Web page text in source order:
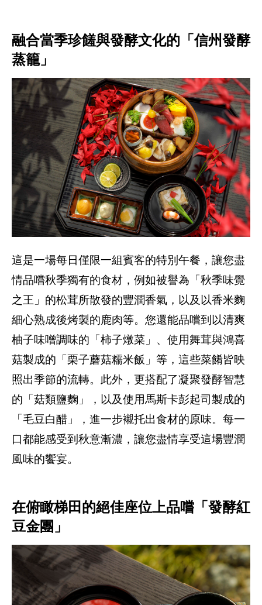
融合當季珍饈與發酵文化的「信州發酵
蒸籠」
這是一場每日僅限一組賓客的特別午餐，讓您盡
情品嚐秋季獨有的食材，例如被譽為「秋季味覺
之王」的松茸所散發的豐潤香氣，以及以香米麴
細心熟成後烤製的鹿肉等。您還能品嚐到以清爽
柚子味噌調味的「柿子燉菜」、使用舞茸與鴻喜
菇製成的「栗子蘑菇糯米飯」等，這些菜餚皆映
照出季節的流轉。此外，更搭配了凝聚發酵智慧
的「菇類鹽麴」，以及使用馬斯卡彭起司製成的
「毛豆白醋」，進一步襯托出食材的原味。每一
口都能感受到秋意漸濃，讓您盡情享受這場豐潤
風味的饗宴。
在俯瞰梯田的絕佳座位上品嚐「發酵紅
豆金團」